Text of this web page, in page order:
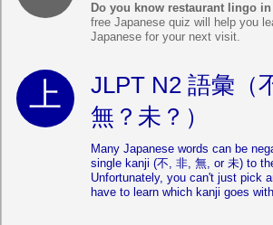
Do you know restaurant lingo in
free Japanese quiz will help you
Japanese for your next visit.
JLPT N2 語彙（
無？未？）
Many Japanese words can be
single kanji (不, 非, 無, or 未) to
Unfortunately, you can't just pick
have to learn which kanji goes